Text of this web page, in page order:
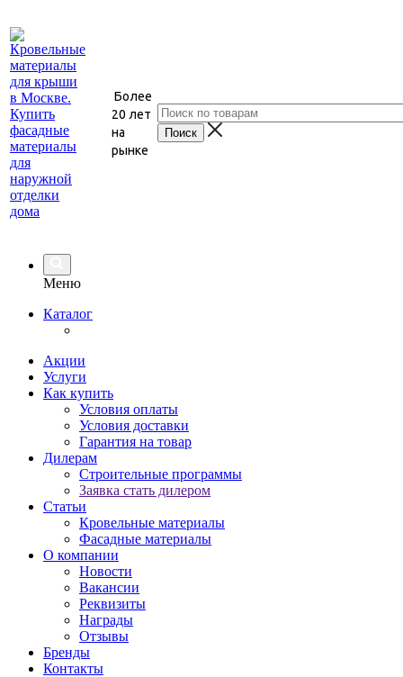
Более
20 лет
на
рынке
Меню
Каталог
Акции
Услуги
Как купить
Условия оплаты
Условия доставки
Гарантия на товар
Дилерам
Строительные программы
Заявка стать дилером
Статьи
Кровельные материалы
Фасадные материалы
О компании
Новости
Вакансии
Реквизиты
Награды
Отзывы
Бренды
Контакты